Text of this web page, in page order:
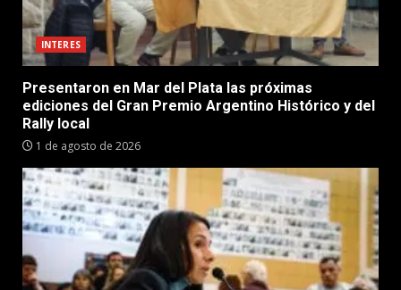
INTERES
Presentaron en Mar del Plata las próximas
ediciones del Gran Premio Argentino Histórico y del
Rally local
1 de agosto de 2026